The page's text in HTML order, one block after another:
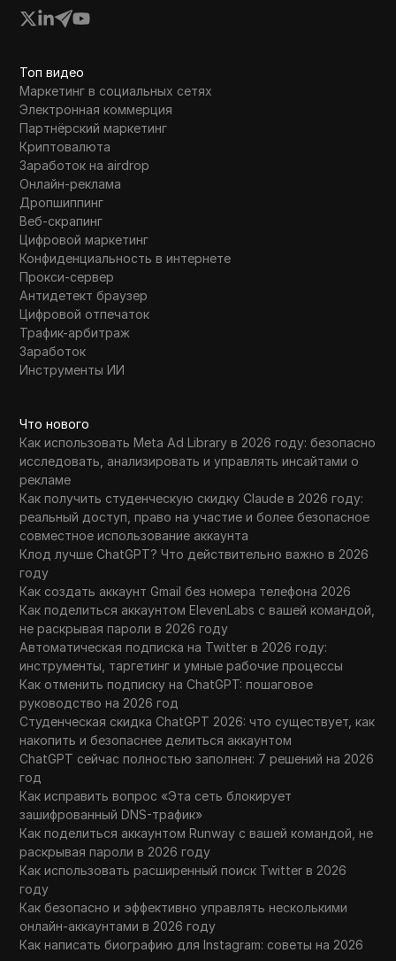
Топ видео
Маркетинг в социальных сетях
Электронная коммерция
Партнёрский маркетинг
Криптовалюта
Заработок на airdrop
Онлайн-реклама
Дропшиппинг
Веб-скрапинг
Цифровой маркетинг
Конфиденциальность в интернете
Прокси-сервер
Антидетект браузер
Цифровой отпечаток
Трафик-арбитраж
Заработок
Инструменты ИИ
Что нового
Как использовать Meta Ad Library в 2026 году: безопасно
исследовать, анализировать и управлять инсайтами о
рекламе
Как получить студенческую скидку Claude в 2026 году:
реальный доступ, право на участие и более безопасное
совместное использование аккаунта
Клод лучше ChatGPT? Что действительно важно в 2026
году
Как создать аккаунт Gmail без номера телефона 2026
Как поделиться аккаунтом ElevenLabs с вашей командой,
не раскрывая пароли в 2026 году
Автоматическая подписка на Twitter в 2026 году:
инструменты, таргетинг и умные рабочие процессы
Как отменить подписку на ChatGPT: пошаговое
руководство на 2026 год
Студенческая скидка ChatGPT 2026: что существует, как
накопить и безопаснее делиться аккаунтом
ChatGPT сейчас полностью заполнен: 7 решений на 2026
год
Как исправить вопрос «Эта сеть блокирует
зашифрованный DNS-трафик»
Как поделиться аккаунтом Runway с вашей командой, не
раскрывая пароли в 2026 году
Как использовать расширенный поиск Twitter в 2026
году
Как безопасно и эффективно управлять несколькими
онлайн-аккаунтами в 2026 году
Как написать биографию для Instagram: советы на 2026